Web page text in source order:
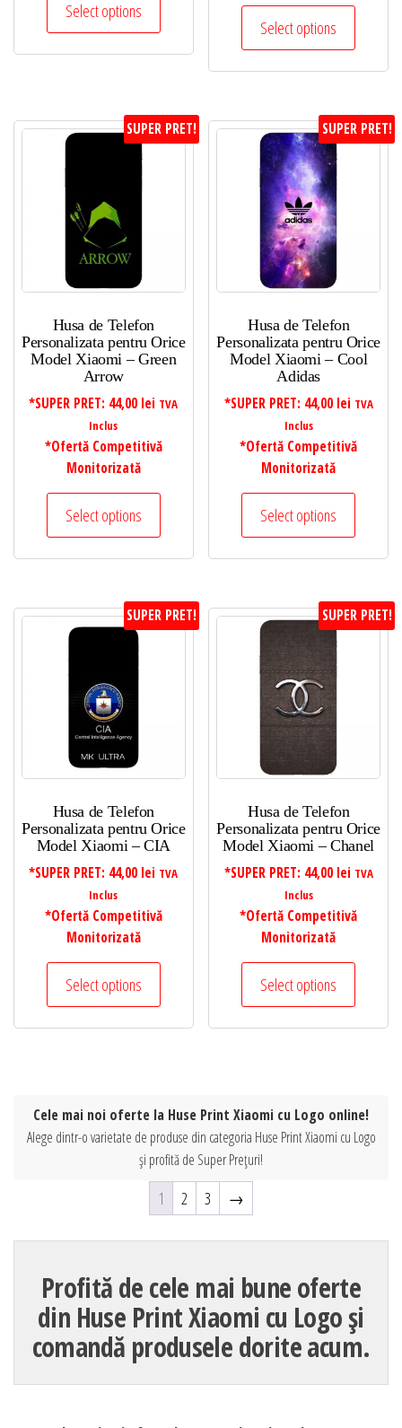
Select options
Select options
SUPER PRET!
Husa de Telefon
Personalizata pentru Orice
Model Xiaomi – Green
Arrow
*SUPER PRET: 44,00 lei TVA
Inclus
*Ofertă Competitivă
Monitorizată
Select options
SUPER PRET!
Husa de Telefon
Personalizata pentru Orice
Model Xiaomi – Cool
Adidas
*SUPER PRET: 44,00 lei TVA
Inclus
*Ofertă Competitivă
Monitorizată
Select options
SUPER PRET!
Husa de Telefon
Personalizata pentru Orice
Model Xiaomi – CIA
*SUPER PRET: 44,00 lei TVA
Inclus
*Ofertă Competitivă
Monitorizată
Select options
SUPER PRET!
Husa de Telefon
Personalizata pentru Orice
Model Xiaomi – Chanel
*SUPER PRET: 44,00 lei TVA
Inclus
*Ofertă Competitivă
Monitorizată
Select options
Cele mai noi oferte la Huse Print Xiaomi cu Logo online!
Alege dintr-o varietate de produse din categoria Huse Print Xiaomi cu Logo
și profită de Super Prețuri!
1 2 3 →
Profită de cele mai bune oferte
din Huse Print Xiaomi cu Logo și
comandă produsele dorite acum.